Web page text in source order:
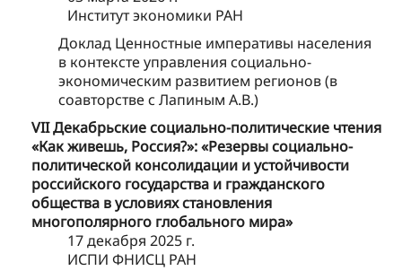
Институт экономики РАН
Доклад Ценностные императивы населения
в контексте управления социально-
экономическим развитием регионов (в
соавторстве с Лапиным А.В.)
VII Декабрьские социально-политические чтения
«Как живешь, Россия?»: «Резервы социально-
политической консолидации и устойчивости
российского государства и гражданского
общества в условиях становления
многополярного глобального мира»
17 декабря 2025 г.
ИСПИ ФНИСЦ РАН